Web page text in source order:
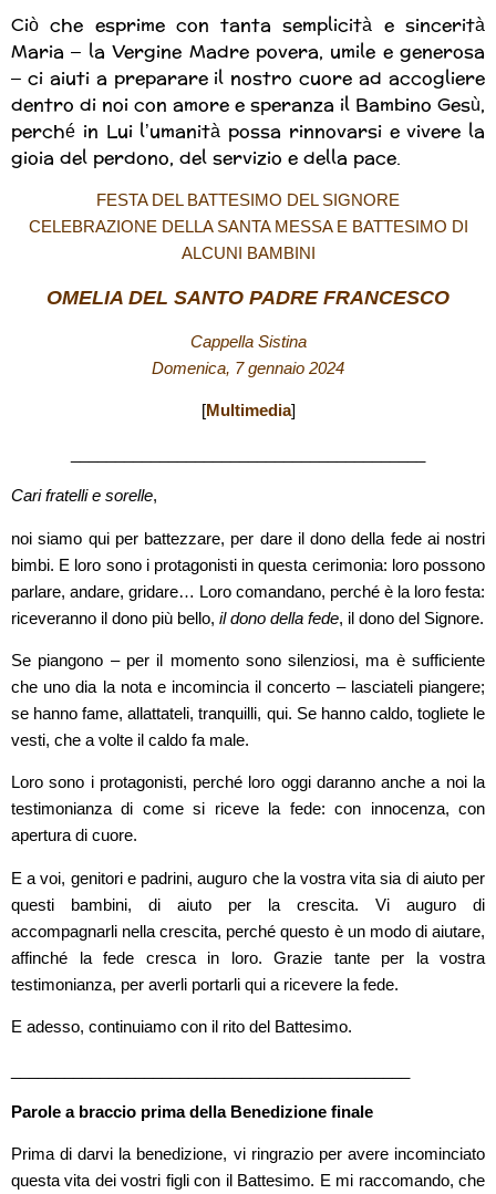
Ciò che esprime con tanta semplicità e sincerità
Maria – la Vergine Madre povera, umile e generosa
– ci aiuti a preparare il nostro cuore ad accogliere
dentro di noi con amore e speranza il Bambino Gesù,
perché in Lui l’umanità possa rinnovarsi e vivere la
gioia del perdono, del servizio e della pace.
FESTA DEL BATTESIMO DEL SIGNORE
CELEBRAZIONE DELLA SANTA MESSA E BATTESIMO DI
ALCUNI BAMBINI
OMELIA DEL SANTO PADRE FRANCESCO
Cappella Sistina
Domenica, 7 gennaio 2024
[Multimedia]
Cari fratelli e sorelle,
noi siamo qui per battezzare, per dare il dono della fede ai nostri
bimbi. E loro sono i protagonisti in questa cerimonia: loro possono
parlare, andare, gridare… Loro comandano, perché è la loro festa:
riceveranno il dono più bello, il dono della fede, il dono del Signore.
Se piangono – per il momento sono silenziosi, ma è sufficiente
che uno dia la nota e incomincia il concerto – lasciateli piangere;
se hanno fame, allattateli, tranquilli, qui. Se hanno caldo, togliete le
vesti, che a volte il caldo fa male.
Loro sono i protagonisti, perché loro oggi daranno anche a noi la
testimonianza di come si riceve la fede: con innocenza, con
apertura di cuore.
E a voi, genitori e padrini, auguro che la vostra vita sia di aiuto per
questi bambini, di aiuto per la crescita. Vi auguro di
accompagnarli nella crescita, perché questo è un modo di aiutare,
affinché la fede cresca in loro. Grazie tante per la vostra
testimonianza, per averli portarli qui a ricevere la fede.
E adesso, continuiamo con il rito del Battesimo.
Parole a braccio prima della Benedizione finale
Prima di darvi la benedizione, vi ringrazio per avere incominciato
questa vita dei vostri figli con il Battesimo. E mi raccomando, che